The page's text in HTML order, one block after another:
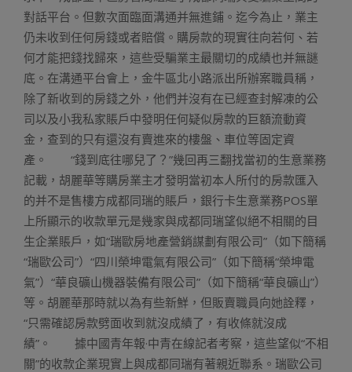
對話平台。但數次面臨面溝通并無進鋪。迄今為止，業主
仍未收到任何房錢或者賠償。購房款的現實往向若何、若
何才能把錢找歸來，這些受騙業主最關切的成績也并無謎
底。在溝通平台會上，金牛區北小路派出所辦案職員稱，
除了新收到的房錢之外，他們并沒有在已經查封解凍的公
司以及小我私家賬戶中發明任何疑似房款的巨額流動資
金，查到的只有還沒有賣進來的樓盤、車位等固定資
產。 “錢到底往哪兒了？”幾回再三翻找當初的生意業務
記載，胡麗華等購房業主才發明當初本人所付的房款匯入
的并不是售樓方成都同瑞的賬戶，銀行卡生意業務POS單
上所顯示的收款單元是幾家與成都同瑞望似絕不相關的目
生企業賬戶，如“瑞歐房地產營銷謀劃有限公司”（如下簡稱
“瑞歐公司”）“四川榮坤電氣有限公司”（如下簡稱“榮坤電
氣”）“華良礦山機器裝備有限公司”（如下簡稱“華良礦山”）
等。胡麗華那時就以為有些新鮮，但販賣職員向她詮釋，
“只需確認房款劈面收到就沒成績了，有收條就沒成
績”。 據中國青年報·中青在線記者考察，這些望似“不相
關”的收款企業現實上與成都同瑞有著親近聯系。瑞歐公司